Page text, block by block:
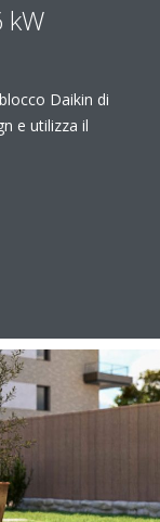
kW
Daikin di
e utilizza il